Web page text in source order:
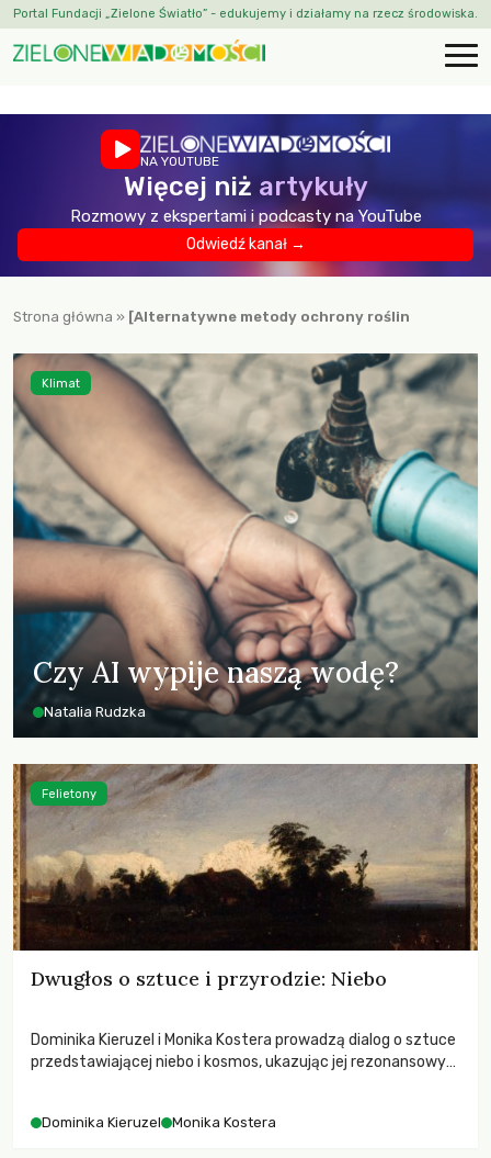
Portal Fundacji „Zielone Światło” - edukujemy i działamy na rzecz środowiska.
NA YOUTUBE
Więcej niż artykuły
Rozmowy z ekspertami i podcasty na YouTube
Odwiedź kanał →
Strona główna » [Alternatywne metody ochrony roślin
Czy AI wypije naszą wodę?
Natalia Rudzka
Klimat
Dwugłos o sztuce i przyrodzie: Niebo
Dominika Kieruzel i Monika Kostera prowadzą dialog o sztuce
przedstawiającej niebo i kosmos, ukazując jej rezonansowy
Dominika Kieruzel Monika Kostera
Felietony